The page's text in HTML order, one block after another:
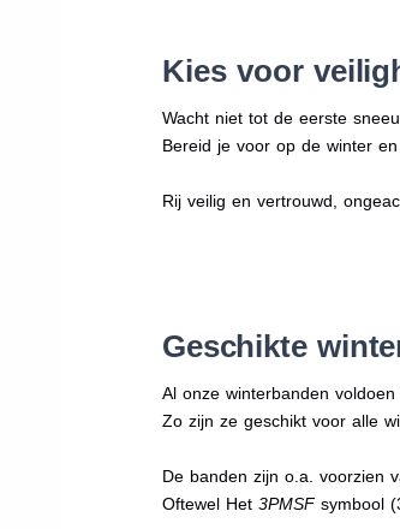
Kies voor
Wacht niet tot de eerste
Bereid je voor op de winter
Rij veilig en vertrouwd,
Geschikte
Al onze winterbanden
Zo zijn ze geschikt voor alle
De banden zijn o.a. voorzien
Oftewel Het3PMSFsymbool